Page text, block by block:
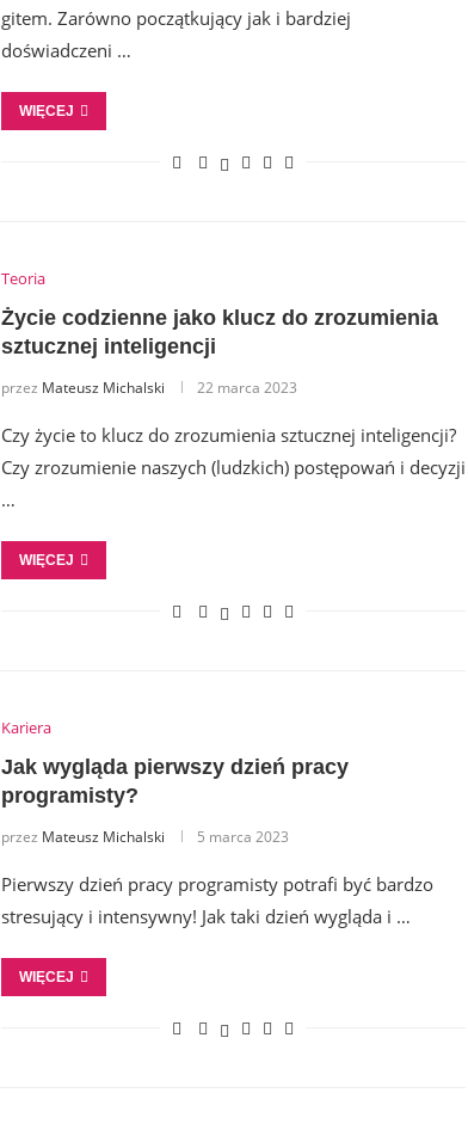
gitem. Zarówno początkujący jak i bardziej
doświadczeni …
WIĘCEJ
Teoria
Życie codzienne jako klucz do zrozumienia
sztucznej inteligencji
przez Mateusz Michalski 22 marca 2023
Czy życie to klucz do zrozumienia sztucznej inteligencji?
Czy zrozumienie naszych (ludzkich) postępowań i decyzji
…
WIĘCEJ
Kariera
Jak wygląda pierwszy dzień pracy
programisty?
przez Mateusz Michalski 5 marca 2023
Pierwszy dzień pracy programisty potrafi być bardzo
stresujący i intensywny! Jak taki dzień wygląda i …
WIĘCEJ